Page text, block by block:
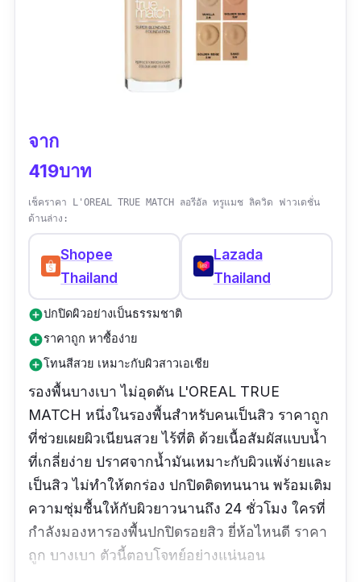
จาก
419บาท
เช็คราคา L'OREAL TRUE MATCH ลอรีอัล ทรูแมช ลิควิด ฟาวเดชั่น
ด้านล่าง:
Shopee
Thailand
Lazada
Thailand
add_circleปกปิดผิวอย่างเป็นธรรมชาติ
add_circleราคาถูก หาซื้อง่าย
add_circleโทนสีสวย เหมาะกับผิวสาวเอเชีย
รองพื้นบางเบา ไม่อุดตัน L'OREAL TRUE
MATCH หนึ่งในรองพื้นสําหรับคนเป็นสิว ราคาถูก
ที่ช่วยเผยผิวเนียนสวย ไร้ที่ติ ด้วยเนื้อสัมผัสแบบน้ำ
ที่เกลี่ยง่าย ปราศจากน้ำมันเหมาะกับผิวแพ้ง่ายและ
เป็นสิว ไม่ทำให้ตกร่อง ปกปิดติดทนนาน พร้อมเติม
ความชุ่มชื้นให้กับผิวยาวนานถึง 24 ชั่วโมง ใครที่
กำลังมองหารองพื้นปกปิดรอยสิว ยี่ห้อไหนดี ราคา
ถูก บางเบา ตัวนี้ตอบโจทย์อย่างแน่นอน